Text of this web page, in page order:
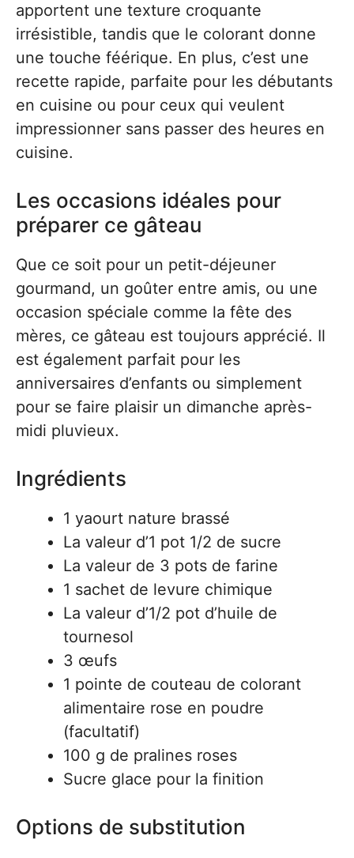
apportent une texture croquante
irrésistible, tandis que le colorant donne
une touche féérique. En plus, c’est une
recette rapide, parfaite pour les débutants
en cuisine ou pour ceux qui veulent
impressionner sans passer des heures en
cuisine.
Les occasions idéales pour
préparer ce gâteau
Que ce soit pour un petit-déjeuner
gourmand, un goûter entre amis, ou une
occasion spéciale comme la fête des
mères, ce gâteau est toujours apprécié. Il
est également parfait pour les
anniversaires d’enfants ou simplement
pour se faire plaisir un dimanche après-
midi pluvieux.
Ingrédients
1 yaourt nature brassé
La valeur d’1 pot 1/2 de sucre
La valeur de 3 pots de farine
1 sachet de levure chimique
La valeur d’1/2 pot d’huile de
tournesol
3 œufs
1 pointe de couteau de colorant
alimentaire rose en poudre
(facultatif)
100 g de pralines roses
Sucre glace pour la finition
Options de substitution